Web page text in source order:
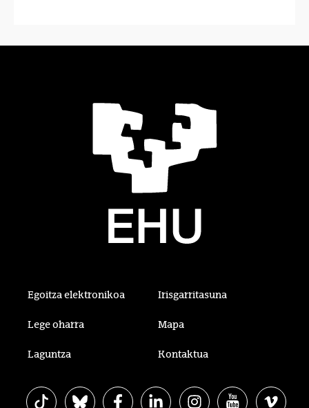
Egoitza elektronikoa Irisgarritasuna
Lege oharra Mapa
Laguntza Kontaktua